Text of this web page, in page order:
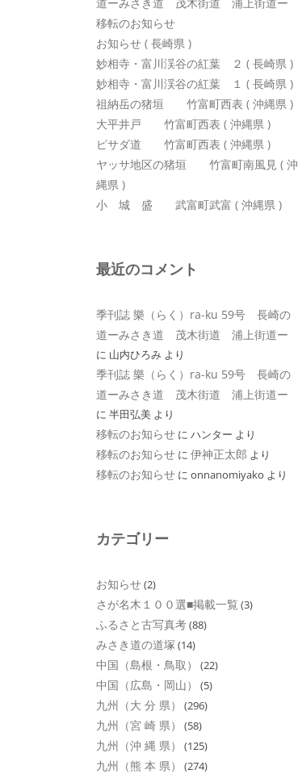
移転のお知らせ
お知らせ ( 長崎県 )
妙相寺・富川渓谷の紅葉 ２ ( 長崎県 )
妙相寺・富川渓谷の紅葉 １ ( 長崎県 )
祖納岳の猪垣 竹富町西表 ( 沖縄県 )
大平井戸 竹富町西表 ( 沖縄県 )
ピサダ道 竹富町西表 ( 沖縄県 )
ヤッサ地区の猪垣 竹富町南風見 ( 沖
縄県 )
小 城 盛 武富町武富 ( 沖縄県 )
最近のコメント
季刊誌 樂（らく）ra-ku 59号 長崎の
道ーみさき道 茂木街道 浦上街道ー
に 山内ひろみ より
季刊誌 樂（らく）ra-ku 59号 長崎の
道ーみさき道 茂木街道 浦上街道ー
に 半田弘美 より
移転のお知らせ に ハンター より
移転のお知らせ に 伊神正太郎 より
移転のお知らせ に onnanomiyako より
カテゴリー
お知らせ(2)
さが名木１００選■掲載一覧 (3)
ふるさと古写真考(88)
みさき道の道塚 (14)
中国（島根・鳥取） (22)
中国（広島・岡山） (5)
九州（大 分 県） (296)
九州（宮 崎 県） (58)
九州（沖 縄 県） (125)
九州（熊 本 県） (274)